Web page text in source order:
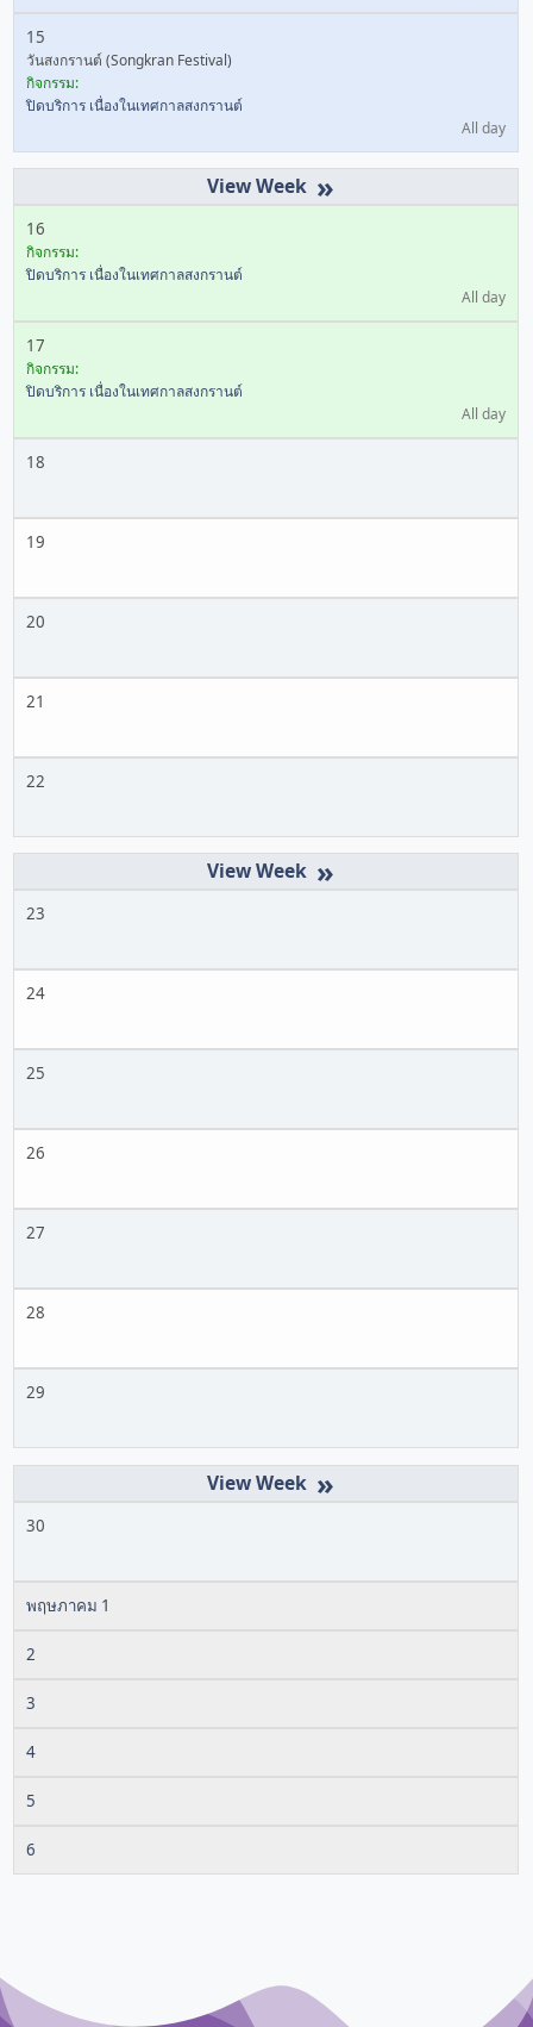
15
วันสงกรานต์ (Songkran Festival)
กิจกรรม:
ปิดบริการ เนื่องในเทศกาลสงกรานต์
All day
»
16
กิจกรรม:
ปิดบริการ เนื่องในเทศกาลสงกรานต์
All day
17
กิจกรรม:
ปิดบริการ เนื่องในเทศกาลสงกรานต์
All day
18
19
20
21
22
»
23
24
25
26
27
28
29
»
30
พฤษภาคม 1
2
3
4
5
6